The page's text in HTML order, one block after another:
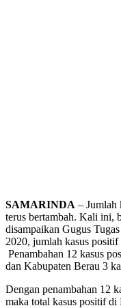
SAMARINDA – Jumlah
terus bertambah. Kali ini,
disampaikan Gugus
2020, jumlah kasus
Penambahan 12 kasus
dan Kabupaten Berau 3
Dengan penambahan 12
maka total kasus positif